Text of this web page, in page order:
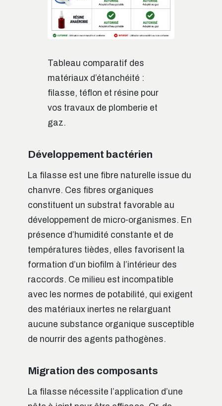
Tableau comparatif des
matériaux d’étanchéité :
filasse, téflon et résine pour
vos travaux de plomberie et
gaz.
Développement bactérien
La filasse est une fibre naturelle issue du
chanvre. Ces fibres organiques
constituent un substrat favorable au
développement de micro-organismes. En
présence d’humidité constante et de
températures tièdes, elles favorisent la
formation d’un biofilm à l’intérieur des
raccords. Ce milieu est incompatible
avec les normes de potabilité, qui exigent
des matériaux inertes ne relarguant
aucune substance organique susceptible
de nourrir des agents pathogènes.
Migration des composants
La filasse nécessite l’application d’une